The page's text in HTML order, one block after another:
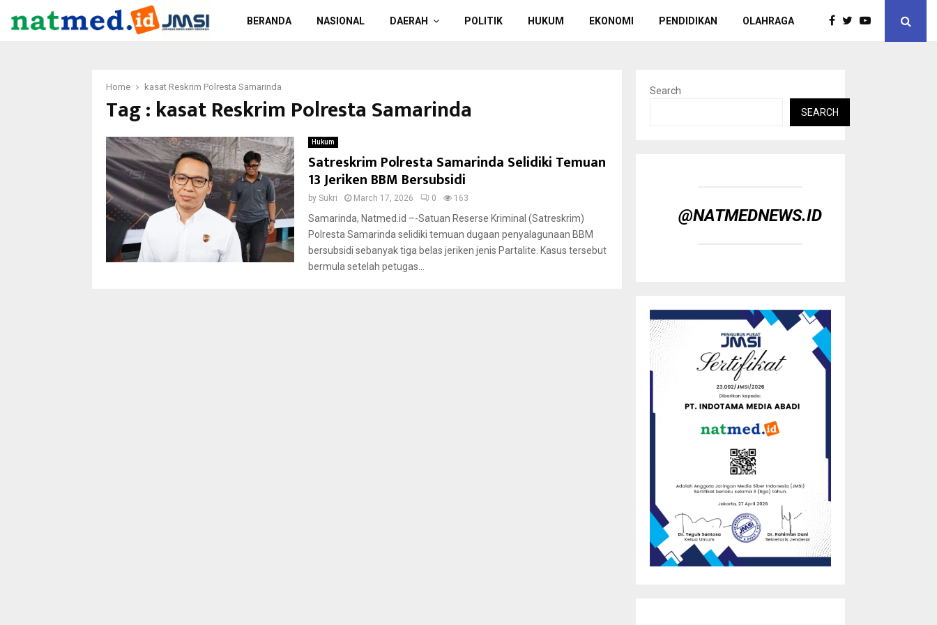
BERANDA NASIONAL DAERAH POLITIK HUKUM EKONOMI PENDIDIKAN OLAHRAGA
Home kasat Reskrim Polresta Samarinda
Tag : kasat Reskrim Polresta Samarinda
Hukum
Satreskrim Polresta Samarinda Selidiki Temuan
13 Jeriken BBM Bersubsidi
by Sukri March 17, 2026 0 163
Samarinda, Natmed.id –-Satuan Reserse Kriminal (Satreskrim)
Polresta Samarinda selidiki temuan dugaan penyalagunaan BBM
bersubsidi sebanyak tiga belas jeriken jenis Partalite. Kasus tersebut
bermula setelah petugas...
Search
SEARCH
@NATMEDNEWS.ID